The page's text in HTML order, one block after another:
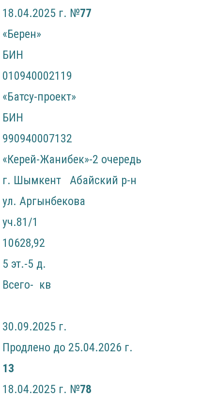
18.04.2025 г. №77
«Берен»
БИН
010940002119
«Батсу-проект»
БИН
990940007132
«Керей-Жанибек»-2 очередь
г. Шымкент Абайский р-н
ул. Аргынбекова
уч.81/1
10628,92
5 эт.-5 д.
Всего- кв
30.09.2025 г.
Продлено до 25.04.2026 г.
13
18.04.2025 г. №78